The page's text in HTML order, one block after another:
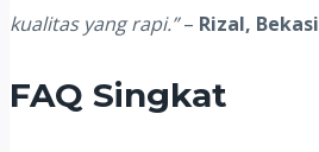
kualitas yang rapi.”– Rizal, Bekasi
FAQ Singkat